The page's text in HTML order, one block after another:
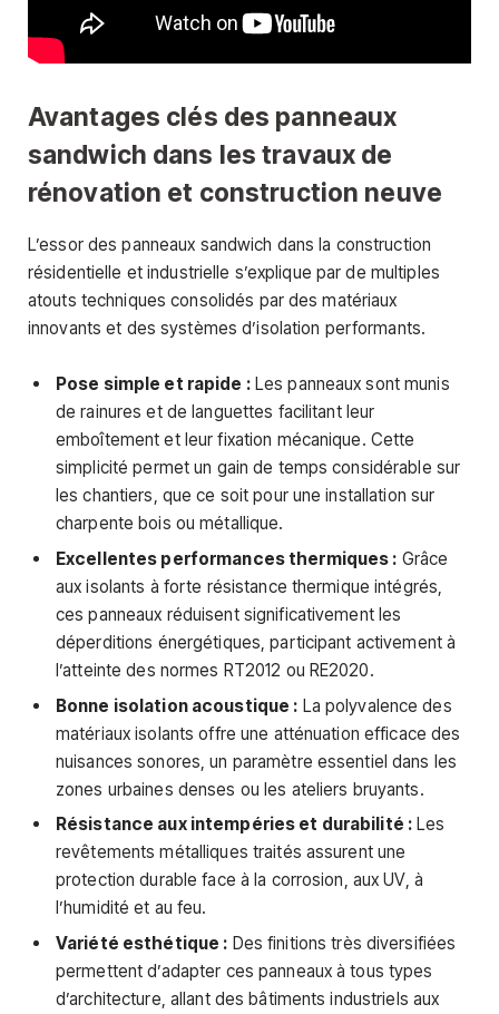
Avantages clés des panneaux
sandwich dans les travaux de
rénovation et construction neuve
L’essor des panneaux sandwich dans la construction
résidentielle et industrielle s’explique par de multiples
atouts techniques consolidés par des matériaux
innovants et des systèmes d’isolation performants.
Pose simple et rapide :Les panneaux sont munis
de rainures et de languettes facilitant leur
emboîtement et leur fixation mécanique. Cette
simplicité permet un gain de temps considérable sur
les chantiers, que ce soit pour une installation sur
charpente bois ou métallique.
Excellentes performances thermiques : Grâce
aux isolants à forte résistance thermique intégrés,
ces panneaux réduisent significativement les
déperditions énergétiques, participant activement à
l’atteinte des normes RT2012 ou RE2020.
Bonne isolation acoustique : La polyvalence des
matériaux isolants offre une atténuation efficace des
nuisances sonores, un paramètre essentiel dans les
zones urbaines denses ou les ateliers bruyants.
Résistance aux intempéries et durabilité : Les
revêtements métalliques traités assurent une
protection durable face à la corrosion, aux UV, à
l’humidité et au feu.
Variété esthétique : Des finitions très diversifiées
permettent d’adapter ces panneaux à tous types
d’architecture, allant des bâtiments industriels aux